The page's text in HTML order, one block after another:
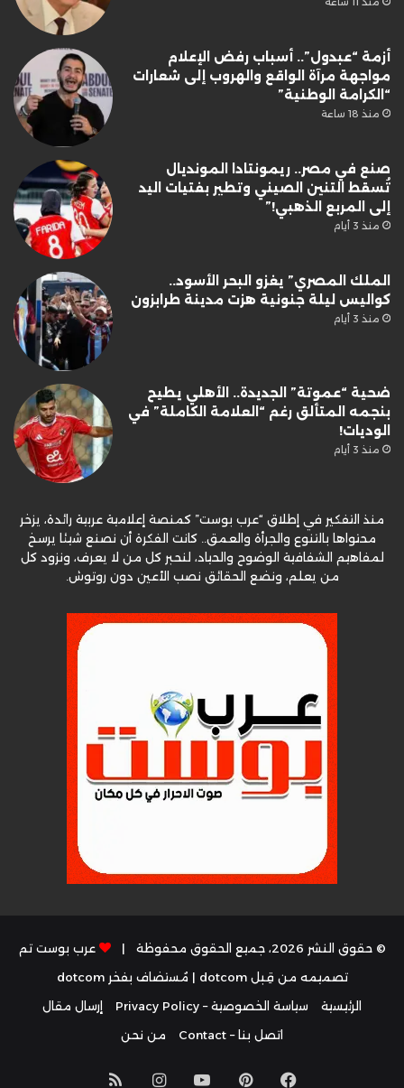
أزمة “عبدول”.. أسباب رفض الإعلام
مواجهة مرآة الواقع والهروب إلى شعارات
“الكرامة الوطنية”
منذ 18 ساعة
صنع في مصر.. ريمونتادا المونديال
تُسقط التنين الصيني وتطير بفتيات اليد
إلى المربع الذهبي!”
منذ 3 أيام
الملك المصري” يغزو البحر الأسود..
كواليس ليلة جنونية هزت مدينة طرابزون
منذ 3 أيام
ضحية “عموتة” الجديدة.. الأهلي يطيح
بنجمه المتألق رغم “العلامة الكاملة” في
الوديات!
منذ 3 أيام
منذ التفكير في إطلاق “عرب بوست” كمنصة إعلامية عربية رائدة، يزخر
محتواها بالتنوع والجرأة والعمق.. كانت الفكرة أن نصنع شيئا يرسخ
لمفاهيم الشفافية الوضوح والحياد، لنحبر كل من لا يعرف، ونزود كل
من يعلم، ونضع الحقائق نصب الأعين دون روتوش.
© حقوق النشر 2026، جميع الحقوق محفوظة |
عرب بوست تم
تصميمه من قِبل dotcom
| مُستضاف بفخرdotcom
الرئيسية
سياسة الخصوصية – Privacy Policy
إرسال مقال
اتصل بنا – Contact
من نحن
فيسبوكبينتيريست
يوتيوبانستقرامملخص